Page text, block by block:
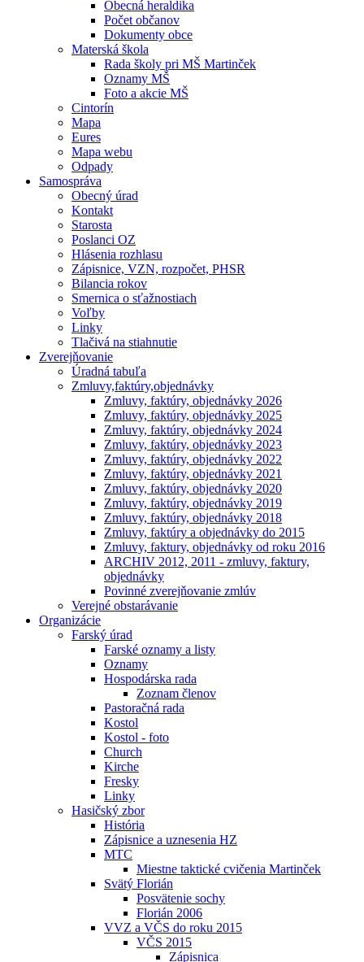
Obecná heraldika
Počet občanov
Dokumenty obce
Materská škola
Rada školy pri MŠ Martinček
Oznamy MŠ
Foto a akcie MŠ
Cintorín
Mapa
Eures
Mapa webu
Odpady
Samospráva
Obecný úrad
Kontakt
Starosta
Poslanci OZ
Hlásenia rozhlasu
Zápisnice, VZN, rozpočet, PHSR
Bilancia rokov
Smernica o sťažnostiach
Voľby
Linky
Tlačivá na stiahnutie
Zverejňovanie
Úradná tabuľa
Zmluvy,faktúry,objednávky
Zmluvy, faktúry, objednávky 2026
Zmluvy, faktúry, objednávky 2025
Zmluvy, faktúry, objednávky 2024
Zmluvy, faktúry, objednávky 2023
Zmluvy, faktúry, objednávky 2022
Zmluvy, faktúry, objednávky 2021
Zmluvy, faktúry, objednávky 2020
Zmluvy, faktúry, objednávky 2019
Zmluvy, faktúry, objednávky 2018
Zmluvy, faktúry a objednávky do 2015
Zmluvy, faktury, objednávky od roku 2016
ARCHIV 2012, 2011 - zmluvy, faktury,
objednávky
Povinné zverejňovanie zmlúv
Verejné obstarávanie
Organizácie
Farský úrad
Farské oznamy a listy
Oznamy
Hospodárska rada
Zoznam členov
Pastoračná rada
Kostol
Kostol - foto
Church
Kirche
Fresky
Linky
Hasičský zbor
História
Zápisnice a uznesenia HZ
MTC
Miestne taktické cvičenia Martinček
Svätý Florián
Posvätenie sochy
Florián 2006
VVZ a VČS do roku 2015
VČS 2015
Zápisnica